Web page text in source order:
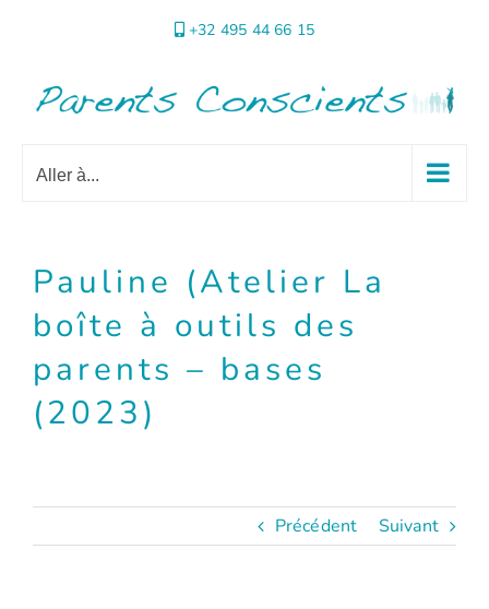
+32 495 44 66 15
Aller à...
Pauline (Atelier La
boîte à outils des
parents – bases
(2023)
Précédent Suivant